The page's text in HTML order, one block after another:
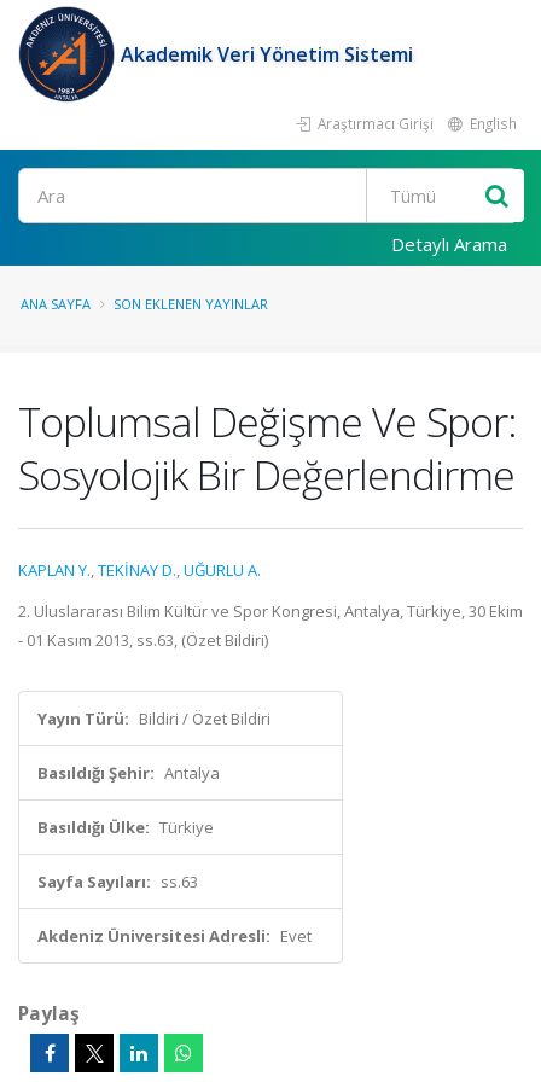
Akademik Veri Yönetim Sistemi
Araştırmacı Girişi English
Ara
Detaylı Arama
ANA SAYFA SON EKLENEN YAYINLAR
Toplumsal Değişme Ve Spor:
Sosyolojik Bir Değerlendirme
KAPLAN Y.,TEKİNAY D.,UĞURLU A.
2. Uluslararası Bilim Kültür ve Spor Kongresi, Antalya, Türkiye, 30 Ekim
- 01 Kasım 2013, ss.63, (Özet Bildiri)
Yayın Türü: Bildiri / Özet Bildiri
Basıldığı Şehir: Antalya
Basıldığı Ülke: Türkiye
Sayfa Sayıları: ss.63
Akdeniz Üniversitesi Adresli: Evet
Paylaş